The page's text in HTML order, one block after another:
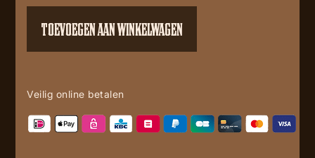
TOEVOEGEN AAN WINKELWAGEN
Veilig online betalen